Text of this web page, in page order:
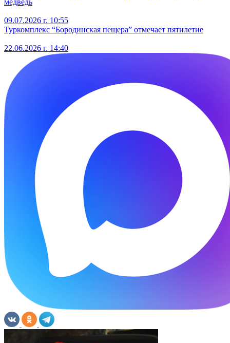
медведь
09.07.2026 г. 10:55
Туркомплекс “Бородинская пещера” отмечает пятилетие
22.06.2026 г. 14:40